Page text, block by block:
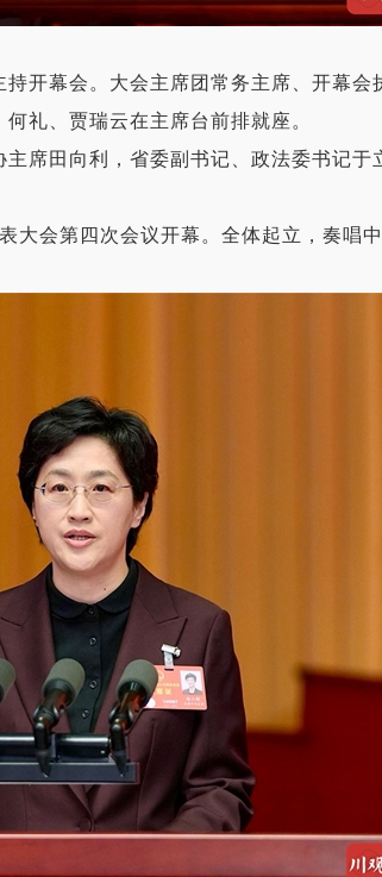
幕会。大会主席团常务主席、开幕会
礼、贾瑞云在主席台前排就座。
田向利，省委副书记、政法委书记于
会第四次会议开幕。全体起立，奏唱中